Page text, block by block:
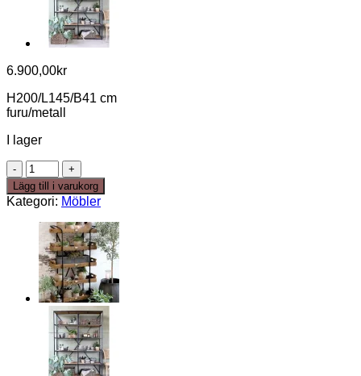
6.900,00kr
H200/L145/B41 cm
furu/metall
I lager
stilren
bokhylla
enkel
mängd
Lägg till i varukorg
Kategori: Möbler